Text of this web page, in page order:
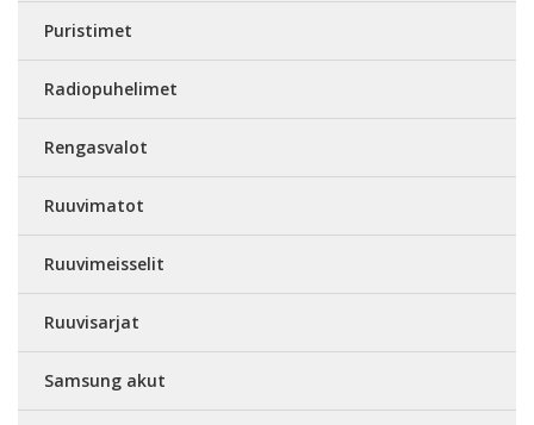
Puristimet
Radiopuhelimet
Rengasvalot
Ruuvimatot
Ruuvimeisselit
Ruuvisarjat
Samsung akut